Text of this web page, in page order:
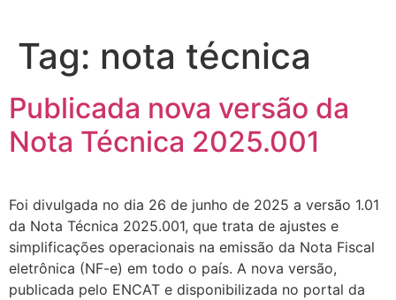
Tag: nota técnica
Publicada nova versão da
Nota Técnica 2025.001
Foi divulgada no dia 26 de junho de 2025 a versão 1.01
da Nota Técnica 2025.001, que trata de ajustes e
simplificações operacionais na emissão da Nota Fiscal
eletrônica (NF-e) em todo o país. A nova versão,
publicada pelo ENCAT e disponibilizada no portal da